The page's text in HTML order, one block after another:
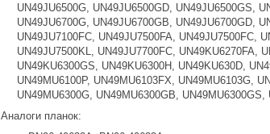
UN49JU6500G, UN49JU6500GD, UN49JU6500GS,
UN49JU6700G, UN49JU6700GB, UN49JU6700GD,
UN49JU7100FC, UN49JU7500FA, UN49JU7500FC,
UN49JU7500KL, UN49JU7700FC, UN49KU6270FA,
UN49KU6300GS, UN49KU6300H, UN49KU630D,
UN49MU6100P, UN49MU6103FX, UN49MU6103G,
UN49MU6300G, UN49MU6300GB,
Аналоги планок: